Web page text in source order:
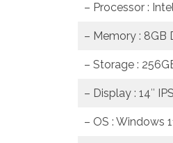
– Processor :
– Memory : 8GB
– Storage :
– Display : 14″
– OS : Windows